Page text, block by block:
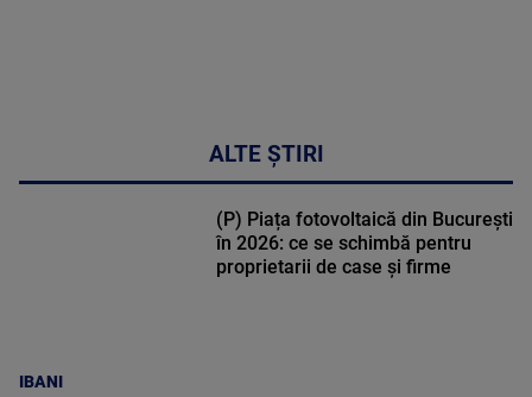
ALTE ȘTIRI
IBANI
(P) Piața fotovoltaică din București
în 2026: ce se schimbă pentru
proprietarii de case și firme